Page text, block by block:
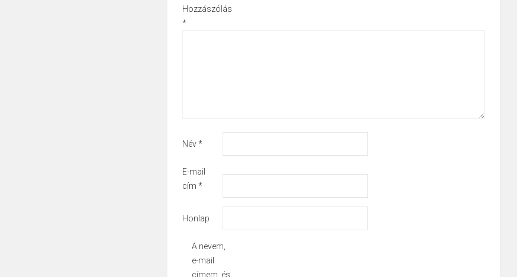
Hozzászólás
*
Név*
E-mail
cím *
Honlap
A nevem,
e-mail
címem, és